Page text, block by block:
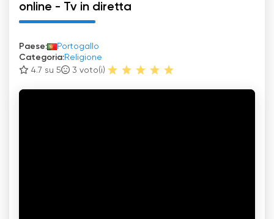
online - Tv in diretta
Paese:
Portogallo
Categoria:Religione
4.7 su 5
3 voto(i)